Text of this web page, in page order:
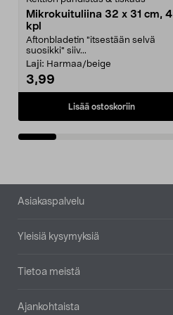
Mikrokuituliina 32 x 31 cm, 4
kpl
Aftonbladetin "itsestään selvä
suosikki" siiv...
Laji: Harmaa/beige
3,99
Lisää ostoskoriin
Alatunniste
Asiakaspalvelu
Yleisiä kysymyksiä
Tietoa meistä
Ajankohtaista